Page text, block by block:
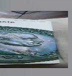
Romain.